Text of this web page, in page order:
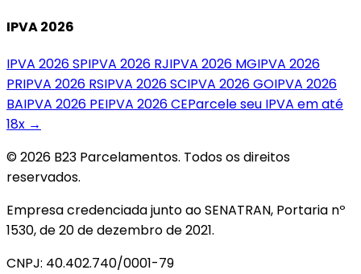
IPVA 2026
IPVA 2026SPIPVA 2026 RJIPVA 2026 MGIPVA 2026
PRIPVA 2026 RSIPVA 2026SCIPVA 2026GOIPVA 2026
BAIPVA 2026 PEIPVA 2026CEParcele seu IPVA em até
18x →
© 2026 B23 Parcelamentos. Todos os direitos
reservados.
Empresa credenciada junto ao SENATRAN, Portaria nº
1530, de 20 de dezembro de 2021.
CNPJ: 40.402.740/0001-79